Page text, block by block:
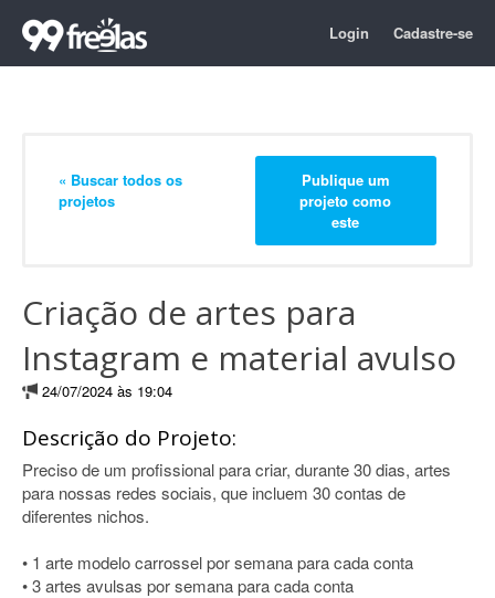
Login Cadastre-se
« Buscar todos os
projetos
Publique um
projeto como
este
Criação de artes para
Instagram e material avulso
24/07/2024 às 19:04
Descrição do Projeto:
Preciso de um profissional para criar, durante 30 dias, artes
para nossas redes sociais, que incluem 30 contas de
diferentes nichos.
• 1 arte modelo carrossel por semana para cada conta
• 3 artes avulsas por semana para cada conta